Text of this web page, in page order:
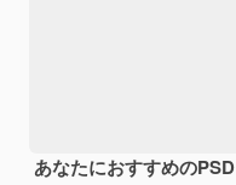
あなたにおすすめのPSD